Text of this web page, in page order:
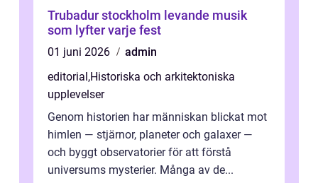
Trubadur stockholm levande musik
som lyfter varje fest
01 juni 2026
admin
editorial,Historiska och arkitektoniska
upplevelser
Genom historien har människan blickat mot
himlen — stjärnor, planeter och galaxer —
och byggt observatorier för att förstå
universums mysterier. Många av de...